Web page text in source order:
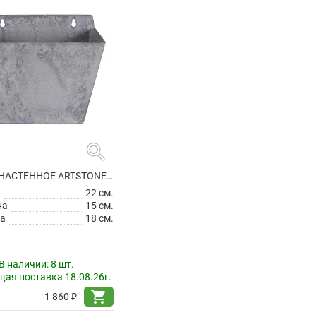
search
КАШПО НАСТЕННОЕ ARTSTONE ELLA WALL HANGER GREY
22 см.
15 см.
18 см.
наличии:8 шт.
поставка 18.08.26г.
1 860 ₽
shopping_cart